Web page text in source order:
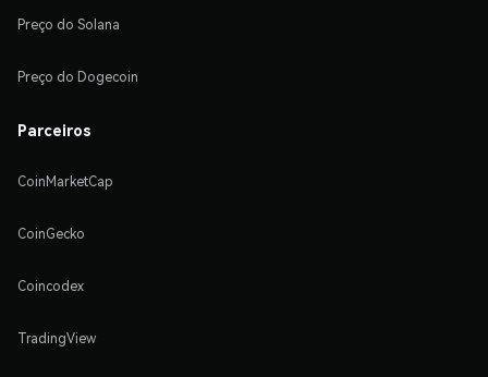
Preço do Solana
Preço do Dogecoin
Parceiros
CoinMarketCap
CoinGecko
Coincodex
TradingView